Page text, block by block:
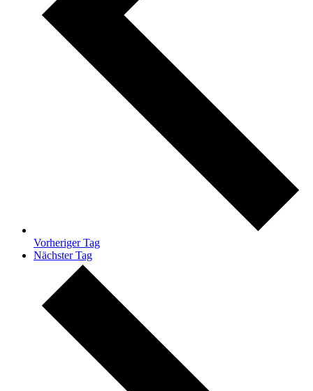
Vorheriger Tag
Nächster Tag